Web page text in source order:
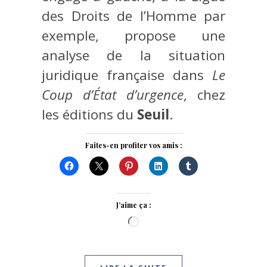
des Droits de l’Homme par
exemple, propose une
analyse de la situation
juridique française dans Le
Coup d’État d’urgence, chez
les éditions du Seuil.
Faites-en profiter vos amis :
J’aime ça :
Chargement…